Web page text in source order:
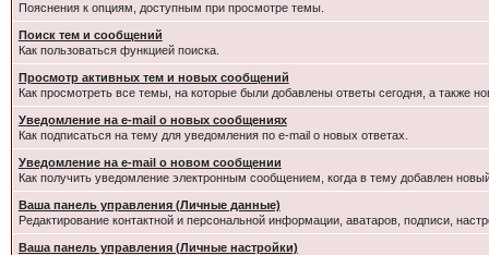
Пояснения к опциям, доступным при просмотре темы.
Поиск тем и сообщений
Как пользоваться функцией поиска.
Просмотр активных тем и новых сообщений
Как просмотреть все темы, на которые были добавлены ответы сегодня, а также
Уведомление на e-mail о новых сообщениях
Как подписаться на тему для уведомления по e-mail о новых ответах.
Уведомление на е-mail о новом сообщении
Как получить уведомление электронным сообщением, когда в тему добавлен
Ваша панель управления (Личные данные)
Редактирование контактной и персональной информации, аватаров, подписи,
Ваша панель управления (Личные настройки)